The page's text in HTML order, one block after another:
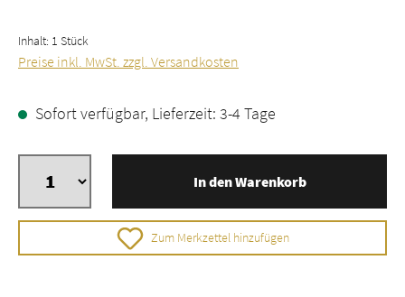
Inhalt: 1 Stück
Preise inkl. MwSt. zzgl. Versandkosten
Sofort verfügbar, Lieferzeit: 3-4 Tage
In den Warenkorb
Zum Merkzettel hinzufügen